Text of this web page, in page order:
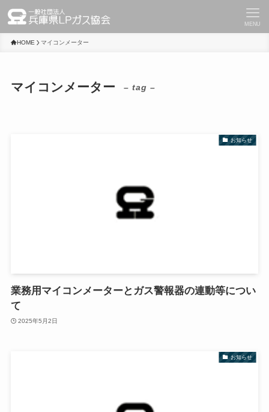
MENU
HOME マイコンメーター
マイコンメーター – tag –
お知らせ
業務用マイコンメーターとガス警報器の連動等につい
て
2025年5月2日
お知らせ